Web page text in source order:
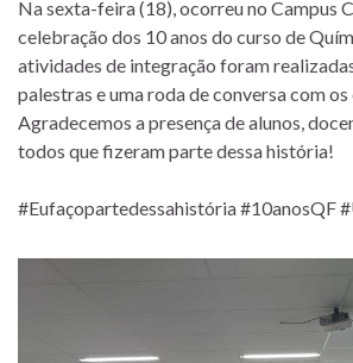
Na sexta-feira (18), ocorreu no Campus
celebração dos 10 anos do curso de
atividades de integração foram
palestras e uma roda de conversa com os
Agradecemos a presença de alunos,
todos que fizeram parte dessa história!
#Eufaçopartedessahistória #10anosQF